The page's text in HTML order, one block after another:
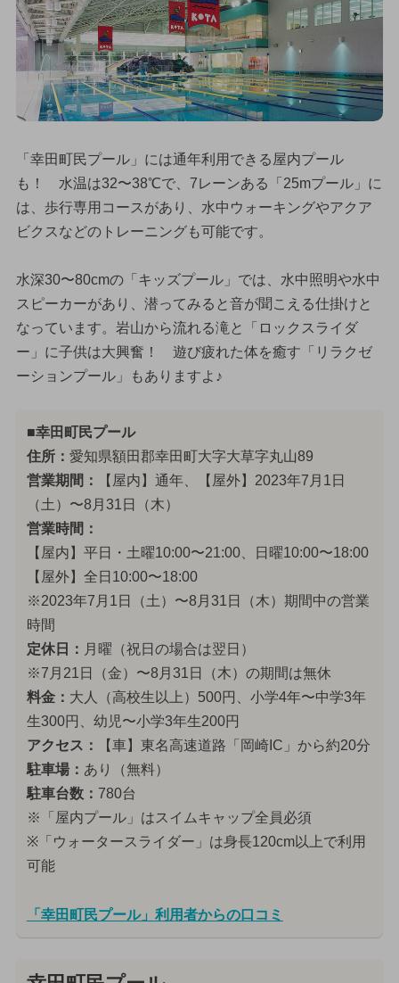
「幸田町民プール」には通年利用できる屋内プール
も！ 水温は32〜38℃で、7レーンある「25mプール」に
は、歩行専用コースがあり、水中ウォーキングやアクア
ビクスなどのトレーニングも可能です。
水深30〜80cmの「キッズプール」では、水中照明や水中
スピーカーがあり、潜ってみると音が聞こえる仕掛けと
なっています。岩山から流れる滝と「ロックスライダ
ー」に子供は大興奮！ 遊び疲れた体を癒す「リラクゼ
ーションプール」もありますよ♪
■幸田町民プール
住所： 愛知県額田郡幸田町大字大草字丸山89
営業期間：
【屋内】通年、【屋外】2023年7月1日
（土）〜8月31日（木）
営業時間：
【屋内】平日・土曜10:00〜21:00、日曜10:00〜18:00
【屋外】全日10:00〜18:00
※2023年7月1日（土）〜8月31日（木）期間中の営業
時間
定休日： 月曜（祝日の場合は翌日）
※7月21日（金）〜8月31日（木）の期間は無休
料金： 大人（高校生以上）500円、小学4年〜中学3年
生300円、幼児〜小学3年生200円
アクセス：
【車】東名高速道路「岡崎IC」から約20分
駐車場： あり（無料）
駐車台数： 780台
※「屋内プール」はスイムキャップ全員必須
※「ウォータースライダー」は身長120cm以上で利用
可能
「幸田町民プール」利用者からの口コミ